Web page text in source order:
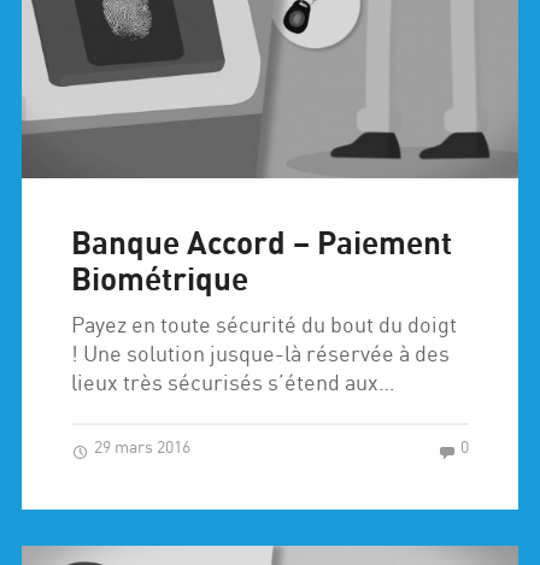
Banque Accord – Paiement
Biométrique
Payez en toute sécurité du bout du doigt
! Une solution jusque-là réservée à des
lieux très sécurisés s’étend aux…
29 mars 2016 0